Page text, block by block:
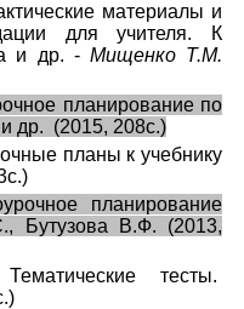
материалы и
для учителя. К
и др. - Мищенко Т.М.
планирование по
др. (2015, 208с.)
планы к учебнику
планирование
Бутузова В.Ф. (2013,
тесты.